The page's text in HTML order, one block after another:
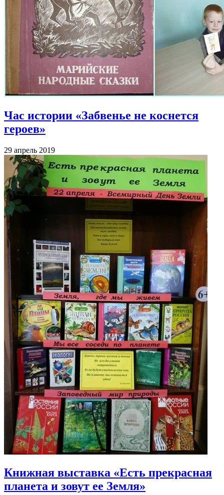
Час истории «Забвенье не коснется
героев»
29 апрель 2019
Книжная выставка «Есть прекрасная
планета и зовут ее Земля»